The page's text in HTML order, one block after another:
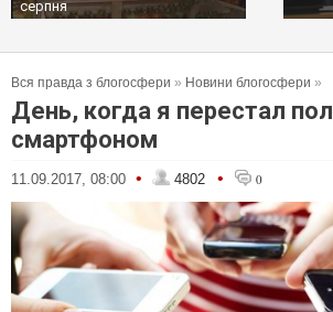
Вся правда з блогосфери » Новини блогосфери »
День, когда я перестал
смартфоном
11.09.2017, 08:00 • 4802 • 0